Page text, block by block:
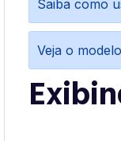
Saiba como
Veja o